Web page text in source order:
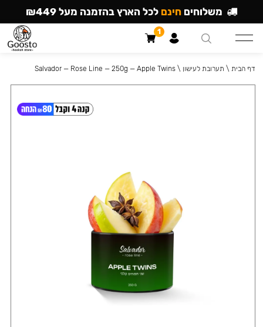
דף הבית \ תערובת לעישון \
Salvador — Rose Line — 250g — Apple Twins
משלוחים חינם לכל הארץ בהזמנה מעל ₪449
1